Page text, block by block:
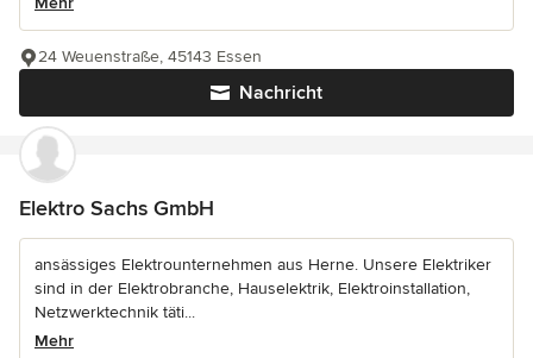
Nachricht
24 Weuenstraße, 45143 Essen
Elektro Sachs GmbH
ansässiges Elektrounternehmen aus Herne. Unsere Elektriker
sind in der Elektrobranche, Hauselektrik, Elektroinstallation,
Netzwerktechnik täti...
Mehr